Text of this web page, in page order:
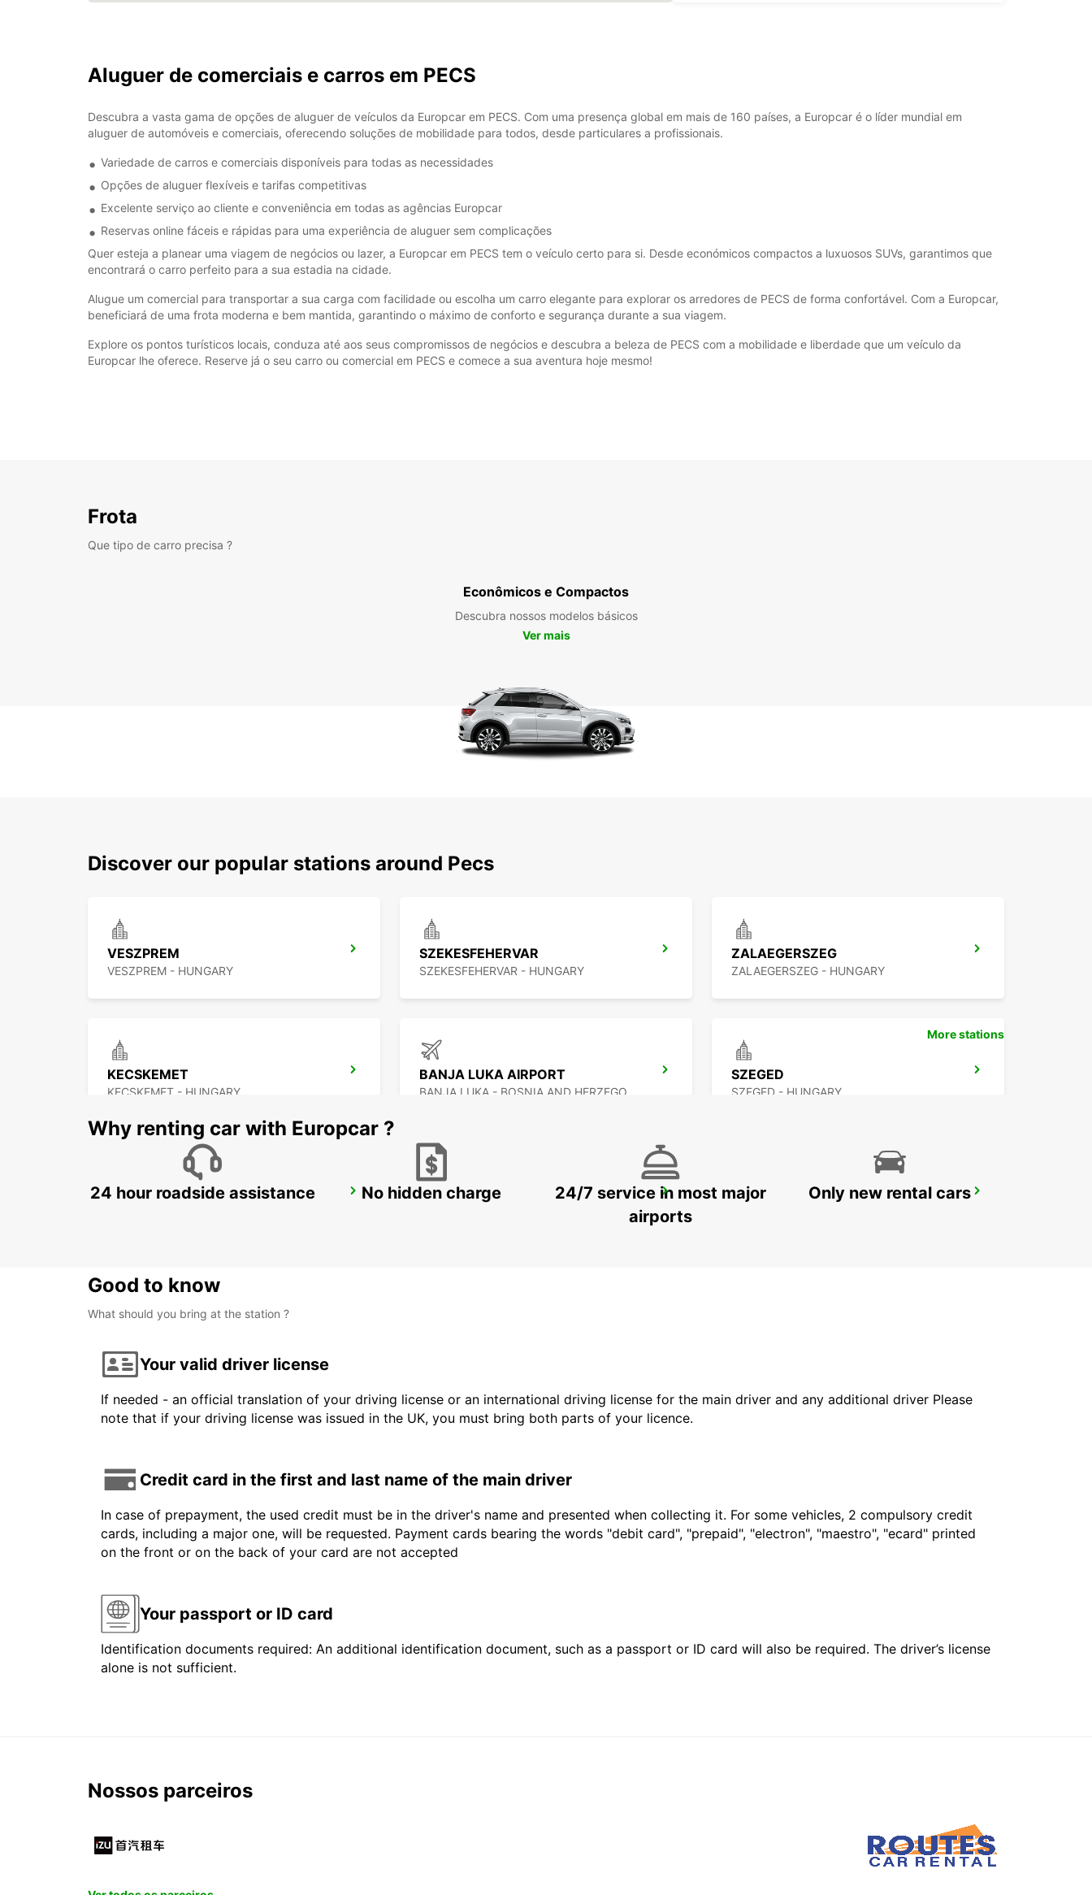
Aluguer de comerciais e carros em PECS
Descubra a vasta gama de opções de aluguer de veículos da Europcar em PECS. Com uma presença global em mais de 160 países, a Europcar é o líder mundial em
aluguer de automóveis e comerciais, oferecendo soluções de mobilidade para todos, desde particulares a profissionais.
Variedade de carros e comerciais disponíveis para todas as necessidades
Opções de aluguer flexíveis e tarifas competitivas
Excelente serviço ao cliente e conveniência em todas as agências Europcar
Reservas online fáceis e rápidas para uma experiência de aluguer sem complicações
Quer esteja a planear uma viagem de negócios ou lazer, a Europcar em PECS tem o veículo certo para si. Desde económicos compactos a luxuosos SUVs, garantimos que
encontrará o carro perfeito para a sua estadia na cidade.
Alugue um comercial para transportar a sua carga com facilidade ou escolha um carro elegante para explorar os arredores de PECS de forma confortável. Com a Europcar,
beneficiará de uma frota moderna e bem mantida, garantindo o máximo de conforto e segurança durante a sua viagem.
Explore os pontos turísticos locais, conduza até aos seus compromissos de negócios e descubra a beleza de PECS com a mobilidade e liberdade que um veículo da
Europcar lhe oferece. Reserve já o seu carro ou comercial em PECS e comece a sua aventura hoje mesmo!
Frota
Que tipo de carro precisa ?
Econômicos e Compactos
Descubra nossos modelos básicos
Ver mais
Discover our popular stations around Pecs
VESZPREM
VESZPREM - HUNGARY
SZEKESFEHERVAR
SZEKESFEHERVAR - HUNGARY
ZALAEGERSZEG
ZALAEGERSZEG - HUNGARY
KECSKEMET
KECSKEMET - HUNGARY
BANJA LUKA AIRPORT SZEGED
SZEGED - HUNGARY
NOVI SAD BUDAPEST SZENTLORINCI BUDAPEST PRIELLE
More stations
Why renting car with Europcar ?
24 hour roadside assistance No hidden charge
24/7 service in most major
airports
Only new rental cars
Good to know
What should you bring at the station ?
Your valid driver license
If needed - an official translation of your driving license or an international driving license for the main driver and any additional driver Please
note that if your driving license was issued in the UK, you must bring both parts of your licence.
Credit card in the first and last name of the main driver
In case of prepayment, the used credit must be in the driver's name and presented when collecting it. For some vehicles, 2 compulsory credit
cards, including a major one, will be requested. Payment cards bearing the words "debit card", "prepaid", "electron", "maestro", "ecard" printed
on the front or on the back of your card are not accepted
Your passport or ID card
Identification documents required: An additional identification document, such as a passport or ID card will also be required. The driver’s license
alone is not sufficient.
Nossos parceiros